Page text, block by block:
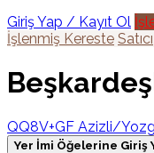
Giriş Yap / Kayıt Ol
İşlenmiş Kereste Satıcı
QQ8V+GF Azizli/
Yer İmi Öğelerine Giriş